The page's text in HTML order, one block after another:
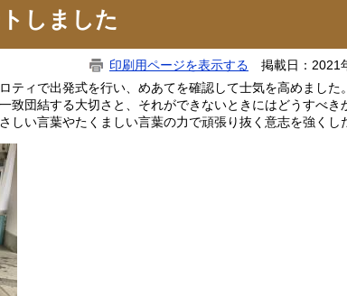
しました
印刷用ページを表示する 掲載日：2021
ティで出発式を行い、めあてを確認して士気を高めました
致団結する大切さと、それができないときにはどうすべき
しい言葉やたくましい言葉の力で頑張り抜く意志を強くし